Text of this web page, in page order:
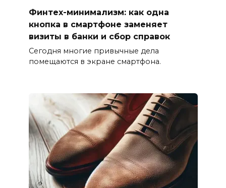
Финтех-минимализм: как одна
кнопка в смартфоне заменяет
визиты в банки и сбор справок
Сегодня многие привычные дела
помещаются в экране смартфона.